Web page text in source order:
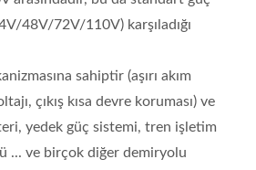
48V/72V/110V) karşıladığı
sahiptir (aşırı akım
çıkış kısa devre koruması) ve
yedek güç sistemi, tren işletim
... ve birçok diğer demiryolu